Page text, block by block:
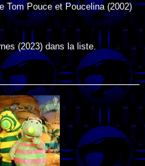
Tom Pouce et Poucelina (2002)
(2023) dans la liste.
dans la liste.
(2022) dans la liste.
(1940) dans la liste.